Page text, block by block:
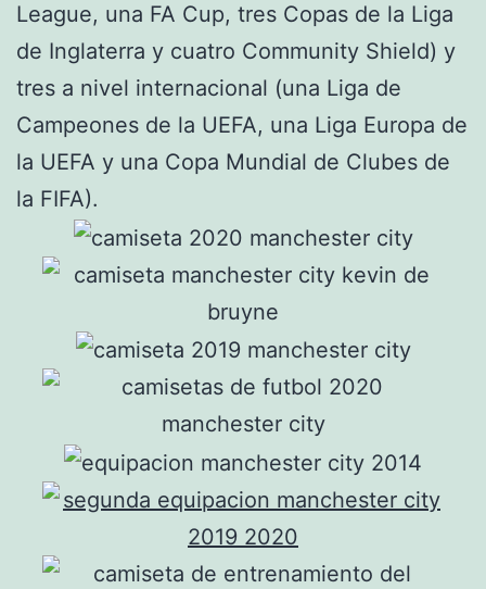
League, una FA Cup, tres Copas de la Liga
de Inglaterra y cuatro Community Shield) y
tres a nivel internacional (una Liga de
Campeones de la UEFA, una Liga Europa de
la UEFA y una Copa Mundial de Clubes de
la FIFA).